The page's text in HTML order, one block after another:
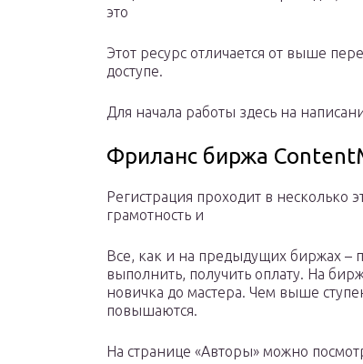
это
Этот ресурс отличается от выше
доступе.
Для начала работы здесь на
Фриланс биржа
Регистрация проходит в несколько
грамотность и
Все, как и на предыдущих биржах –
выполнить, получить оплату. На
новичка до мастера. Чем выше
повышаются.
На странице «Авторы» можно